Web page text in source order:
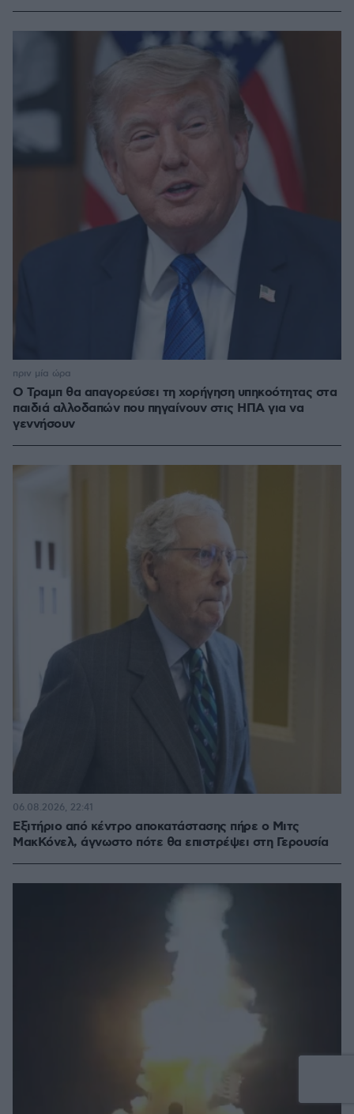
Ο Τραμπ θα απαγορεύσει τη χορήγηση υπηκοότητας στα
παιδιά αλλοδαπών που πηγαίνουν στις ΗΠΑ για να
γεννήσουν
πριν μία ώρα
Εξιτήριο από κέντρο αποκατάστασης πήρε ο Μιτς
ΜακΚόνελ, άγνωστο πότε θα επιστρέψει στη Γερουσία
06.08.2026, 22:41